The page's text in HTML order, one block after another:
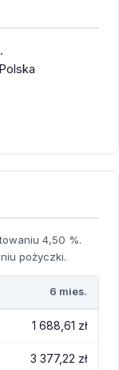
4,50 %.
pożyczki.
6 mies.
1 688,61 zł
3 377,22 zł